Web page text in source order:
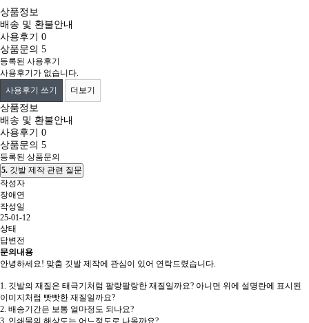
상품정보
배송 및 환불안내
사용후기 0
상품문의 5
등록된 사용후기
사용후기가 없습니다.
사용후기 쓰기
더보기
상품정보
배송 및 환불안내
사용후기 0
상품문의 5
등록된 상품문의
5. 깃발 제작 관련 질문
작성자
장애연
작성일
25-01-12
상태
답변전
문의내용
안녕하세요! 맞춤 깃발 제작에 관심이 있어 연락드렸습니다.
1. 깃발의 재질은 태극기처럼 팔랑팔랑한 재질일까요? 아니면 위에 설명란에 표시된
이미지처럼 빳빳한 재질일까요?
2. 배송기간은 보통 얼마정도 되나요?
3. 인쇄물의 해상도는 어느정도로 나올까요?